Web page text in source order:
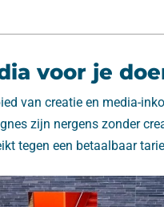
voor je
van creatie en media-
zijn nergens zonder
tegen een betaalbaar